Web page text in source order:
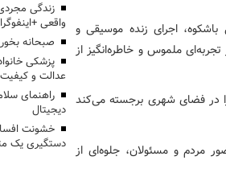
اجرای زنده موسیقی و
ملموس و خاطره‌انگیز از
را در فضای شهری برجسته می‌کند
می‌شود و با حضور مردم و مسئولان، جلوه‌ای از
زندگی
واقعی
صبحانه
پزشکی
عدالت و
راهنمای
دیجیتال
خشونت
دستگیری یک